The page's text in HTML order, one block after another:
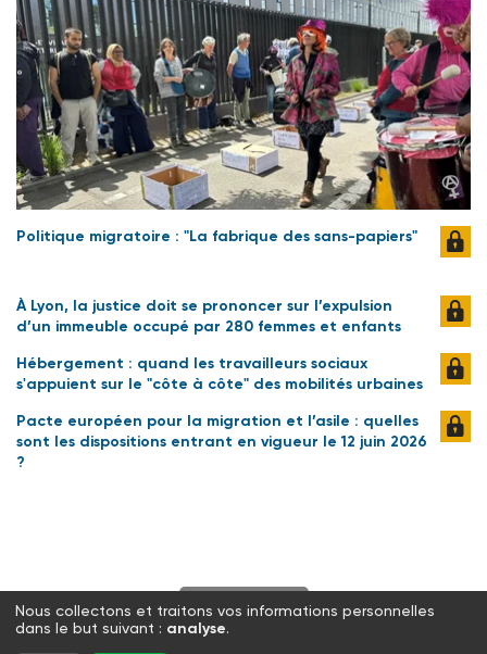
Politique migratoire : "La fabrique des sans-papiers"
À Lyon, la justice doit se prononcer sur l’expulsion
d’un immeuble occupé par 280 femmes et enfants
Hébergement : quand les travailleurs sociaux
s'appuient sur le "côte à côte" des mobilités urbaines
Pacte européen pour la migration et l’asile : quelles
sont les dispositions entrant en vigueur le 12 juin 2026
?
S'abonner
Nous collectons et traitons vos informations personnelles
dans le but suivant : analyse.